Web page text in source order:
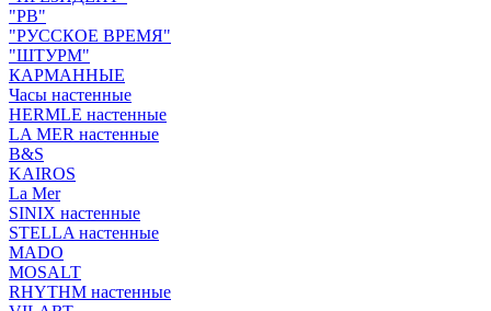
"РВ"
"РУССКОЕ ВРЕМЯ"
"ШТУРМ"
КАРМАННЫЕ
Часы настенные
HERMLE настенные
LA MER настенные
B&S
KAIROS
La Mer
SINIX настенные
STELLA настенные
MADO
MOSALT
RHYTHM настенные